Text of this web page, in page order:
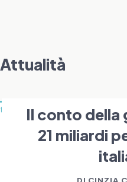
Attualità
Il conto della
21 miliardi